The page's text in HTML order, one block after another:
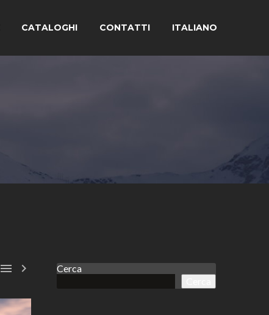
CATALOGHI CONTATTI ITALIANO
 
Cerca